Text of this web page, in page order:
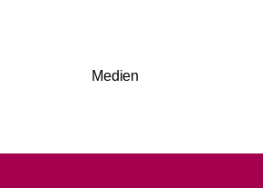
Medien